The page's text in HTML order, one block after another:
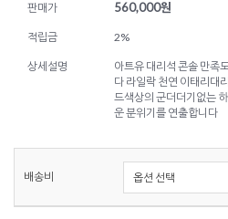
판매가 560,000원
적립금 2%
상세설명
아트유 대리석 콘솔 만족
다 라일락 천연 이태리대
드색상의 군더더기없는
운 분위기를 연출합니다
배송비